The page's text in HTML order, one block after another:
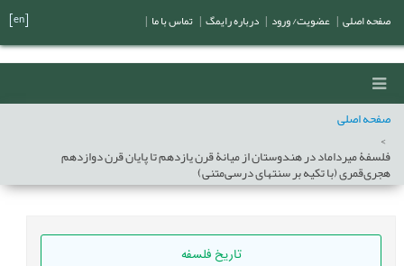
صفحه اصلی
فلسفۀ میرداماد در هندوستان از ميانۀ قرن یازدهم تا پایان قرن دوازدهم
هجری‌قمری (با تکیه بر سنتهای درسی‌متنی)
تاریخ فلسفه
صفحه اصلی عضویت/ ورود درباره رایمگ تماس با ما